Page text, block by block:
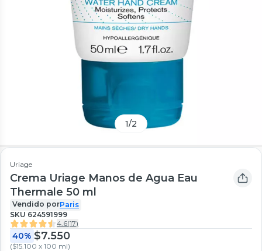
1/2
Uriage
Crema Uriage Manos de Agua Eau
Thermale 50 ml
Vendido porParis
SKU 624591999
4.6(17)
40% $7.550
($15.100 x 100 ml)